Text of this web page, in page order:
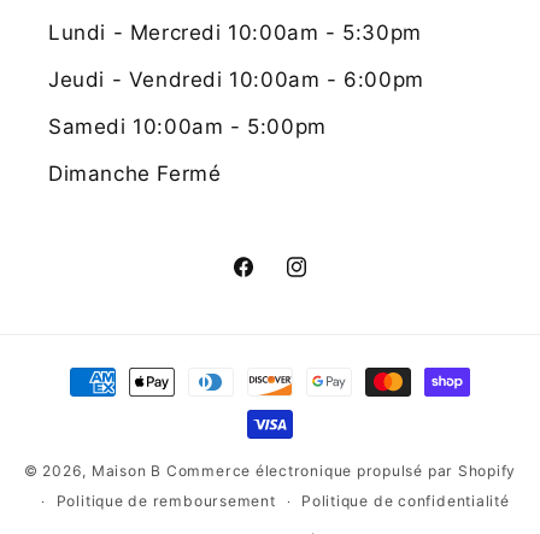
Lundi - Mercredi 10:00am - 5:30pm
Jeudi - Vendredi 10:00am - 6:00pm
Samedi 10:00am - 5:00pm
Dimanche Fermé
FacebookInstagram
Moyens
© 2026, Maison B Commerce électronique propulsé par Shopify
Politique de remboursement
Politique de confidentialité